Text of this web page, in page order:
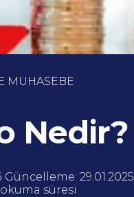
MUHASEBE
Nedir?
Güncelleme: 29.01.2025
okuma süresi